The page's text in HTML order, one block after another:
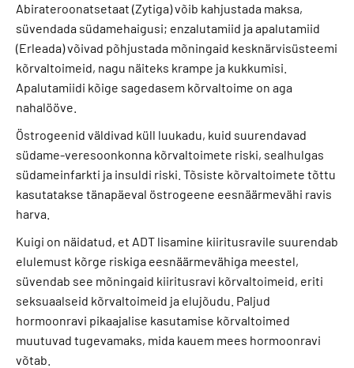
Abirateroonatsetaat (Zytiga) võib kahjustada maksa,
süvendada südamehaigusi; enzalutamiid ja apalutamiid
(Erleada) võivad põhjustada mõningaid kesknärvisüsteemi
kõrvaltoimeid, nagu näiteks krampe ja kukkumisi.
Apalutamiidi kõige sagedasem kõrvaltoime on aga
nahalööve.
Östrogeenid väldivad küll luukadu, kuid suurendavad
südame-veresoonkonna kõrvaltoimete riski, sealhulgas
südameinfarkti ja insuldi riski. Tõsiste kõrvaltoimete tõttu
kasutatakse tänapäeval östrogeene eesnäärmevähi ravis
harva.
Kuigi on näidatud, et ADT lisamine kiiritusravile suurendab
elulemust kõrge riskiga eesnäärmevähiga meestel,
süvendab see mõningaid kiiritusravi kõrvaltoimeid, eriti
seksuaalseid kõrvaltoimeid ja elujõudu. Paljud
hormoonravi pikaajalise kasutamise kõrvaltoimed
muutuvad tugevamaks, mida kauem mees hormoonravi
võtab.